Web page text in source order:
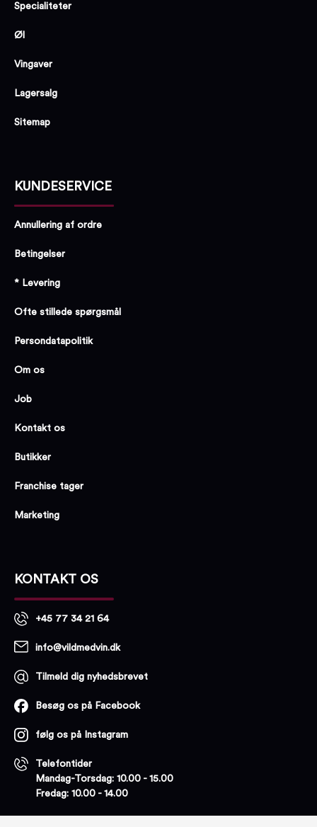
Specialiteter
Øl
Vingaver
Lagersalg
Sitemap
KUNDESERVICE
Annullering af ordre
Betingelser
* Levering
Ofte stillede spørgsmål
Persondatapolitik
Om os
Job
Kontakt os
Butikker
Franchise tager
Marketing
KONTAKT OS
+45 77 34 21 64
info@vildmedvin.dk
Tilmeld dig nyhedsbrevet
Besøg os på Facebook
følg os på Instagram
Telefontider
Mandag-Torsdag: 10.00 - 15.00
Fredag: 10.00 - 14.00